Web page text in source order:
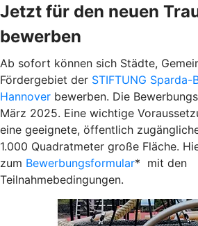
Jetzt für den neuen
bewerben
Ab sofort können sich Städte,
Fördergebiet der STIFTUNG Sparda-
Hannover bewerben. Die
März 2025. Eine wichtige
eine geeignete, öffentlich
1.000 Quadratmeter große Fläche.
zum Bewerbungsformular* mit den
Teilnahmebedingungen.